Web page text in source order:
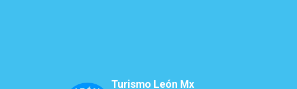
Turismo León Mx